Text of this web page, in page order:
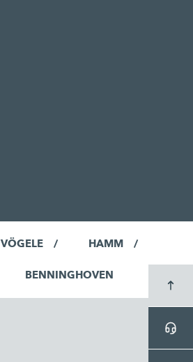
VÖGELE HAMM
BENNINGHOVEN